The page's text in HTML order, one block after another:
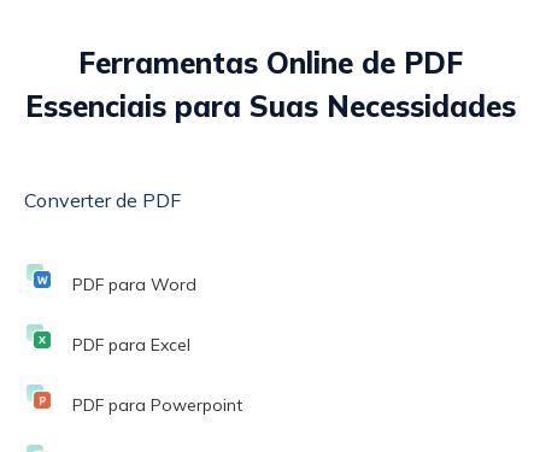
Ferramentas Online de PDF
Essenciais para Suas Necessidades
Converter de PDF
PDF para Word
PDF para Excel
PDF para Powerpoint